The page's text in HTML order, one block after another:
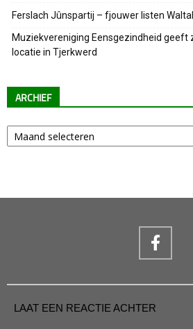
Ferslach Jûnspartij – fjouwer listen
Muziekvereniging Eensgezindheid geeft
locatie in Tjerkwerd
ARCHIEF
Archief
LAAT EEN REACTIE ACHTER